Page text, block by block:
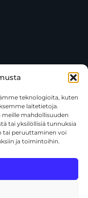
teknologioita, kuten
laitetietoja.
mahdollisuuden
tai yksilöllisiä tunnuksia
tai peruuttaminen voi
ja toimintoihin.